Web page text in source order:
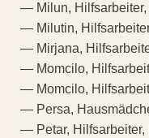
— Milun, Hilfsarbeiter,
— Milutin,
— Mirjana,
— Momcilo,
— Momcilo,
— Persa,
— Petar, Hilfsarbeiter,